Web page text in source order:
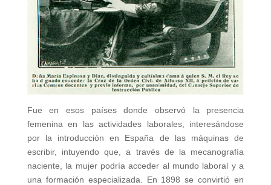
Fue en esos países donde observó la presencia
femenina en las actividades laborales, interesándose
por la introducción en España de las máquinas de
escribir, intuyendo que, a través de la mecanografía
naciente, la mujer podría acceder al mundo laboral y a
una formación especializada. En 1898 se convirtió en